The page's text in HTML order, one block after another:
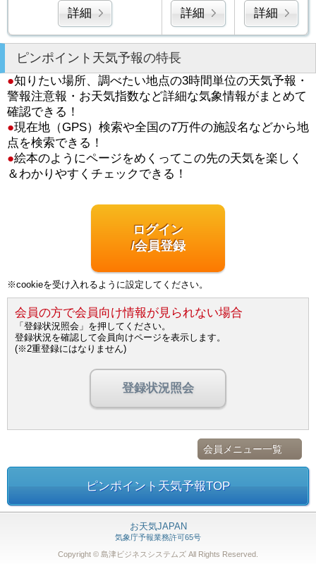
詳細 詳細 詳細
ピンポイント天気予報の特長
●知りたい場所、調べたい地点の3時間単位の天気予報・
警報注意報・お天気指数など詳細な気象情報がまとめて
確認できる！
●現在地（GPS）検索や全国の7万件の施設名などから地
点を検索できる！
●絵本のようにページをめくってこの先の天気を楽しく
＆わかりやすくチェックできる！
ログイン
/会員登録
※cookieを受け入れるように設定してください。
会員の方で会員向け情報が見られない場合
「登録状況照会」を押してください。
登録状況を確認して会員向けページを表示します。
(※2重登録にはなりません)
登録状況照会
会員メニュー一覧
ピンポイント天気予報TOP
お天気JAPAN
気象庁予報業務許可65号
Copyright © 島津ビジネスシステムズ All Rights Reserved.